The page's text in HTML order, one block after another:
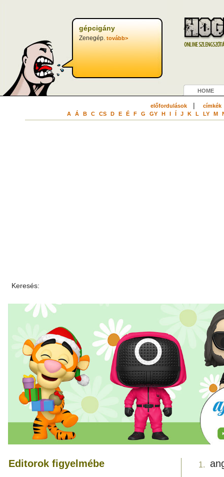
gépcigány
Zenegép. tovább>
HOME
előfordulások| címkék
A Á B C CS D E É F G GY H I Í J K L LY M
Keresés:
Editorok figyelmébe 1.